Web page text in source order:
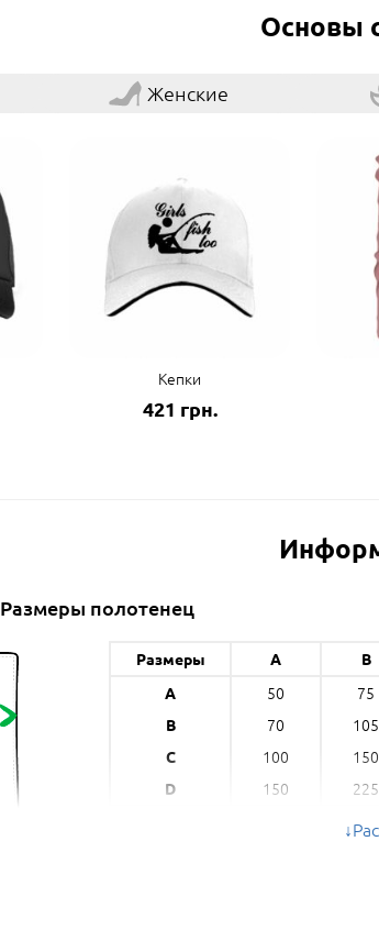
Основы
Женские
Кепки
421 грн.
Размеры полотенец
Размеры A
B
A
50 75
B 70 105
C 100 150
D 150 225
A (см) - ширина, B (см) - длина *